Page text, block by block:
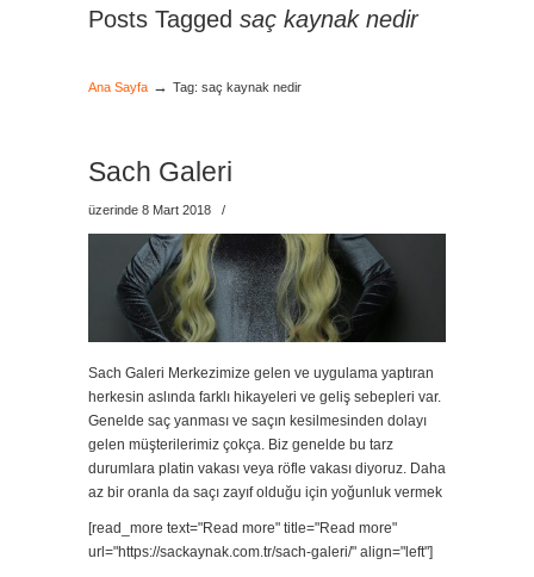
Posts Tagged saç kaynak nedir
Ana Sayfa → Tag: saç kaynak nedir
Sach Galeri
üzerinde 8 Mart 2018 /
Sach Galeri Merkezimize gelen ve uygulama yaptıran
herkesin aslında farklı hikayeleri ve geliş sebepleri var.
Genelde saç yanması ve saçın kesilmesinden dolayı
gelen müşterilerimiz çokça. Biz genelde bu tarz
durumlara platin vakası veya röfle vakası diyoruz. Daha
az bir oranla da saçı zayıf olduğu için yoğunluk vermek
[read_more text="Read more" title="Read more"
url="https://sackaynak.com.tr/sach-galeri/" align="left"]